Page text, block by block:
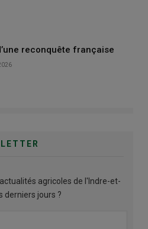
reconquête française
agricoles de l'Indre-et-
derniers jours ?